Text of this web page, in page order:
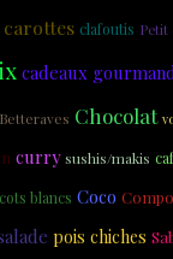
carottes clafoutis Petit
cadeaux
Betteraves Chocolat
curry sushis/makis
blancs Coco
pois chiches